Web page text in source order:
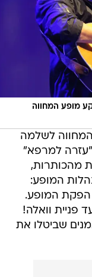
מופע המחווה
לשלמה
למרפא"
מהכותרות,
המופע:
הפקת המופע.
פניית וואלה!
שביטלו את